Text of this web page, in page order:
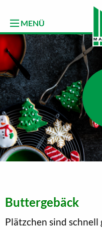
MENÜ
Buttergebäck
Plätzchen sind